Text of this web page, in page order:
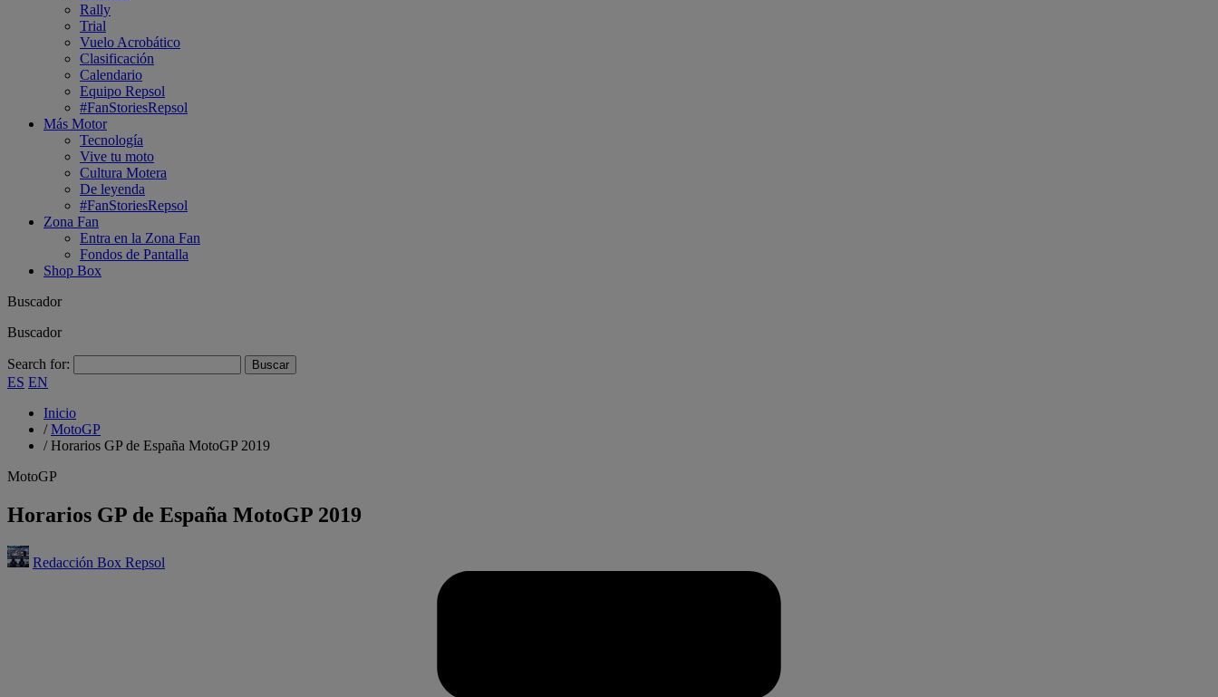
Rally
Trial
Vuelo Acrobático
Clasificación
Calendario
Equipo Repsol
#FanStoriesRepsol
Más Motor
Tecnología
Vive tu moto
Cultura Motera
De leyenda
#FanStoriesRepsol
Zona Fan
Entra en la Zona Fan
Fondos de Pantalla
Shop Box
Buscador
Buscador
Search for:
ES EN
Inicio
/MotoGP
/Horarios GP de España MotoGP 2019
MotoGP
Horarios GP de España MotoGP 2019
Redacción Box Repsol